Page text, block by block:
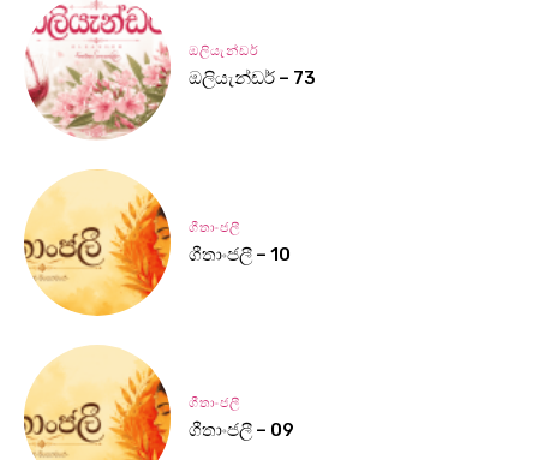
ඔලියැන්ඩර්
ඔලියැන්ඩර් – 73
ගීතාංජලී
ගීතාංජලී – 10
ගීතාංජලී
ගීතාංජලී – 09